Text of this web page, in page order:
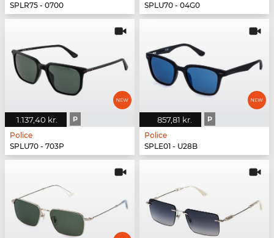
SPLR75 - 0700
SPLU70 - 04G0
1.137,40 kr. P
Police
SPLU70 - 703P
857,81 kr. P
Police
SPLE01 - U28B